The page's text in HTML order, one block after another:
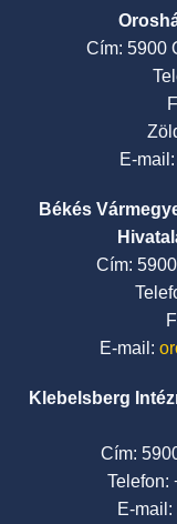
Cím: 5900
E-mail:
Békés
Cím:
E-mail:
Klebelsberg
Cím:
Telefon:
E-mail: